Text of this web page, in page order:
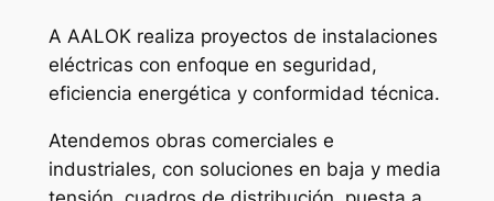
A AALOK realiza proyectos de instalaciones
eléctricas con enfoque en seguridad,
eficiencia energética y conformidad técnica.
Atendemos obras comerciales e
industriales, con soluciones en baja y media